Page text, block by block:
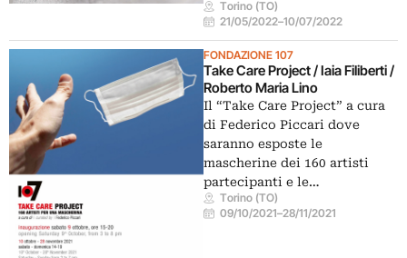
Torino (TO)
21/05/2022–10/07/2022
FONDAZIONE 107
Take Care Project / Iaia Filiberti /
Roberto Maria Lino
Il “Take Care Project” a cura
di Federico Piccari dove
saranno esposte le
mascherine dei 160 artisti
partecipanti e le…
Torino (TO)
09/10/2021–28/11/2021